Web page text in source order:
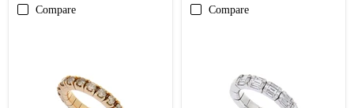
Compare Compare